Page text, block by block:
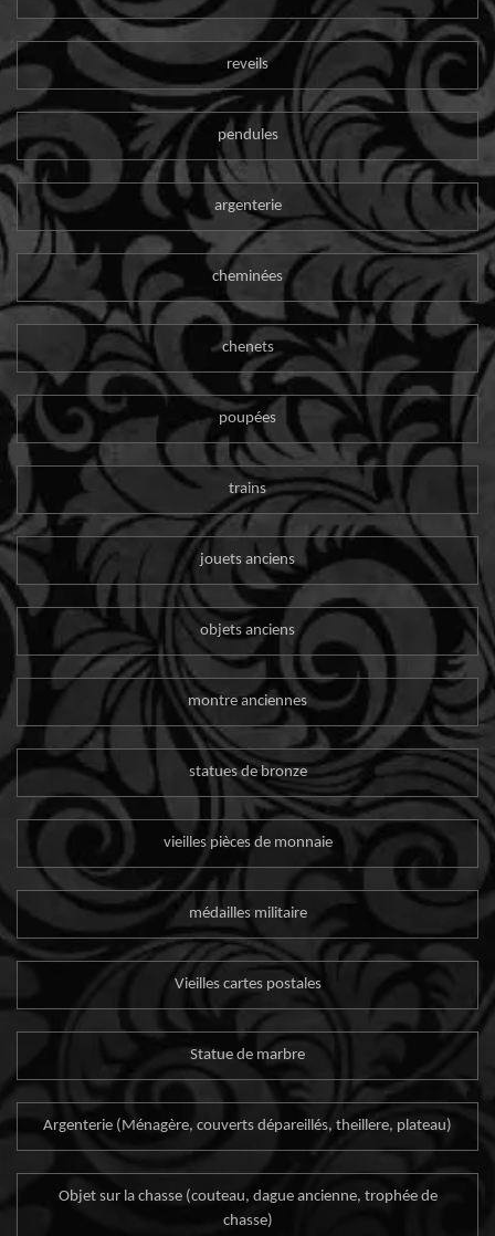
reveils
pendules
argenterie
cheminées
chenets
poupées
trains
jouets anciens
objets anciens
montre anciennes
statues de bronze
vieilles pièces de monnaie
médailles militaire
Vieilles cartes postales
Statue de marbre
Argenterie (Ménagère, couverts dépareillés, theillere, plateau)
Objet sur la chasse (couteau, dague ancienne, trophée de
chasse)